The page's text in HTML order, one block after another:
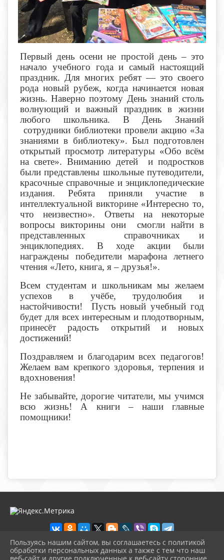
Первый день осени не простой день – это
начало учебного года и самый настоящий
праздник. Для многих ребят — это своего
рода новый рубеж, когда начинается новая
жизнь. Наверно поэтому День знаний столь
волнующий и важный праздник в жизни
любого школьника. В День Знаний
сотрудники библиотеки провели акцию «За
знаниями в библиотеку». Был подготовлен
открытый просмотр литературы «Обо всём
на свете». Вниманию детей и подростков
были представлены школьные путеводители,
красочные справочные и энциклопедические
издания. Ребята приняли участие в
интеллектуальной викторине «Интересно то,
что неизвестно». Ответы на некоторые
вопросы викторины они смогли найти в
представленных справочниках и
энциклопедиях. В ходе акции были
награждены победители марафона летнего
чтения «Лето, книга, я – друзья!».
Всем студентам и школьникам мы желаем
успехов в учёбе, трудолюбия и
настойчивости! Пусть новый учебный год
будет для всех интересным и плодотворным,
принесёт радость открытий и новых
достижений!
Поздравляем и благодарим всех педагогов!
Желаем вам крепкого здоровья, терпения и
вдохновения!
Не забывайте, дорогие читатели, мы учимся
всю жизнь! А книги – наши главные
помощники!
Пользуясь нашим сайтом, вы соглашаетесь с политикой
обработки персональных данных а также с тем что наш